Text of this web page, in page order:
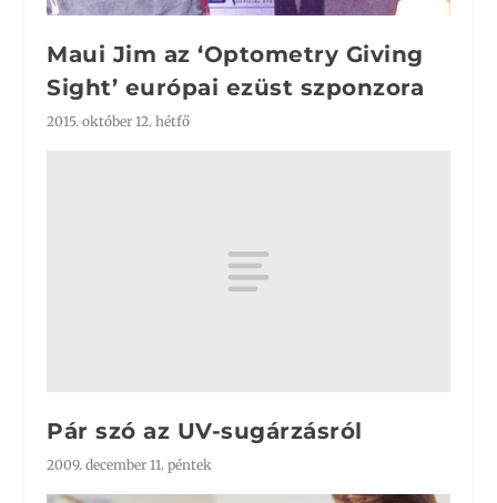
Maui Jim az ‘Optometry Giving
Sight’ európai ezüst szponzora
2015. október 12. hétfő
Pár szó az UV-sugárzásról
2009. december 11. péntek